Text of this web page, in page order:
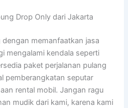
Drop Only dari Jakarta
memanfaatkan jasa
mengalami kendala seperti
paket perjalanan pulang
pemberangkatan seputar
rental mobil. Jangan ragu
mudik dari kami, karena kami